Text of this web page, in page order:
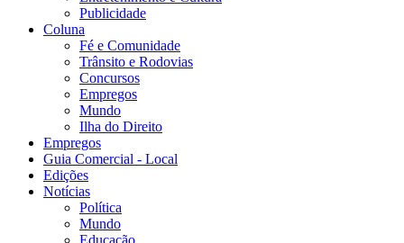
Publicidade
Coluna
Fé e Comunidade
Trânsito e Rodovias
Concursos
Empregos
Mundo
Ilha do Direito
Empregos
Guia Comercial - Local
Edições
Notícias
Política
Mundo